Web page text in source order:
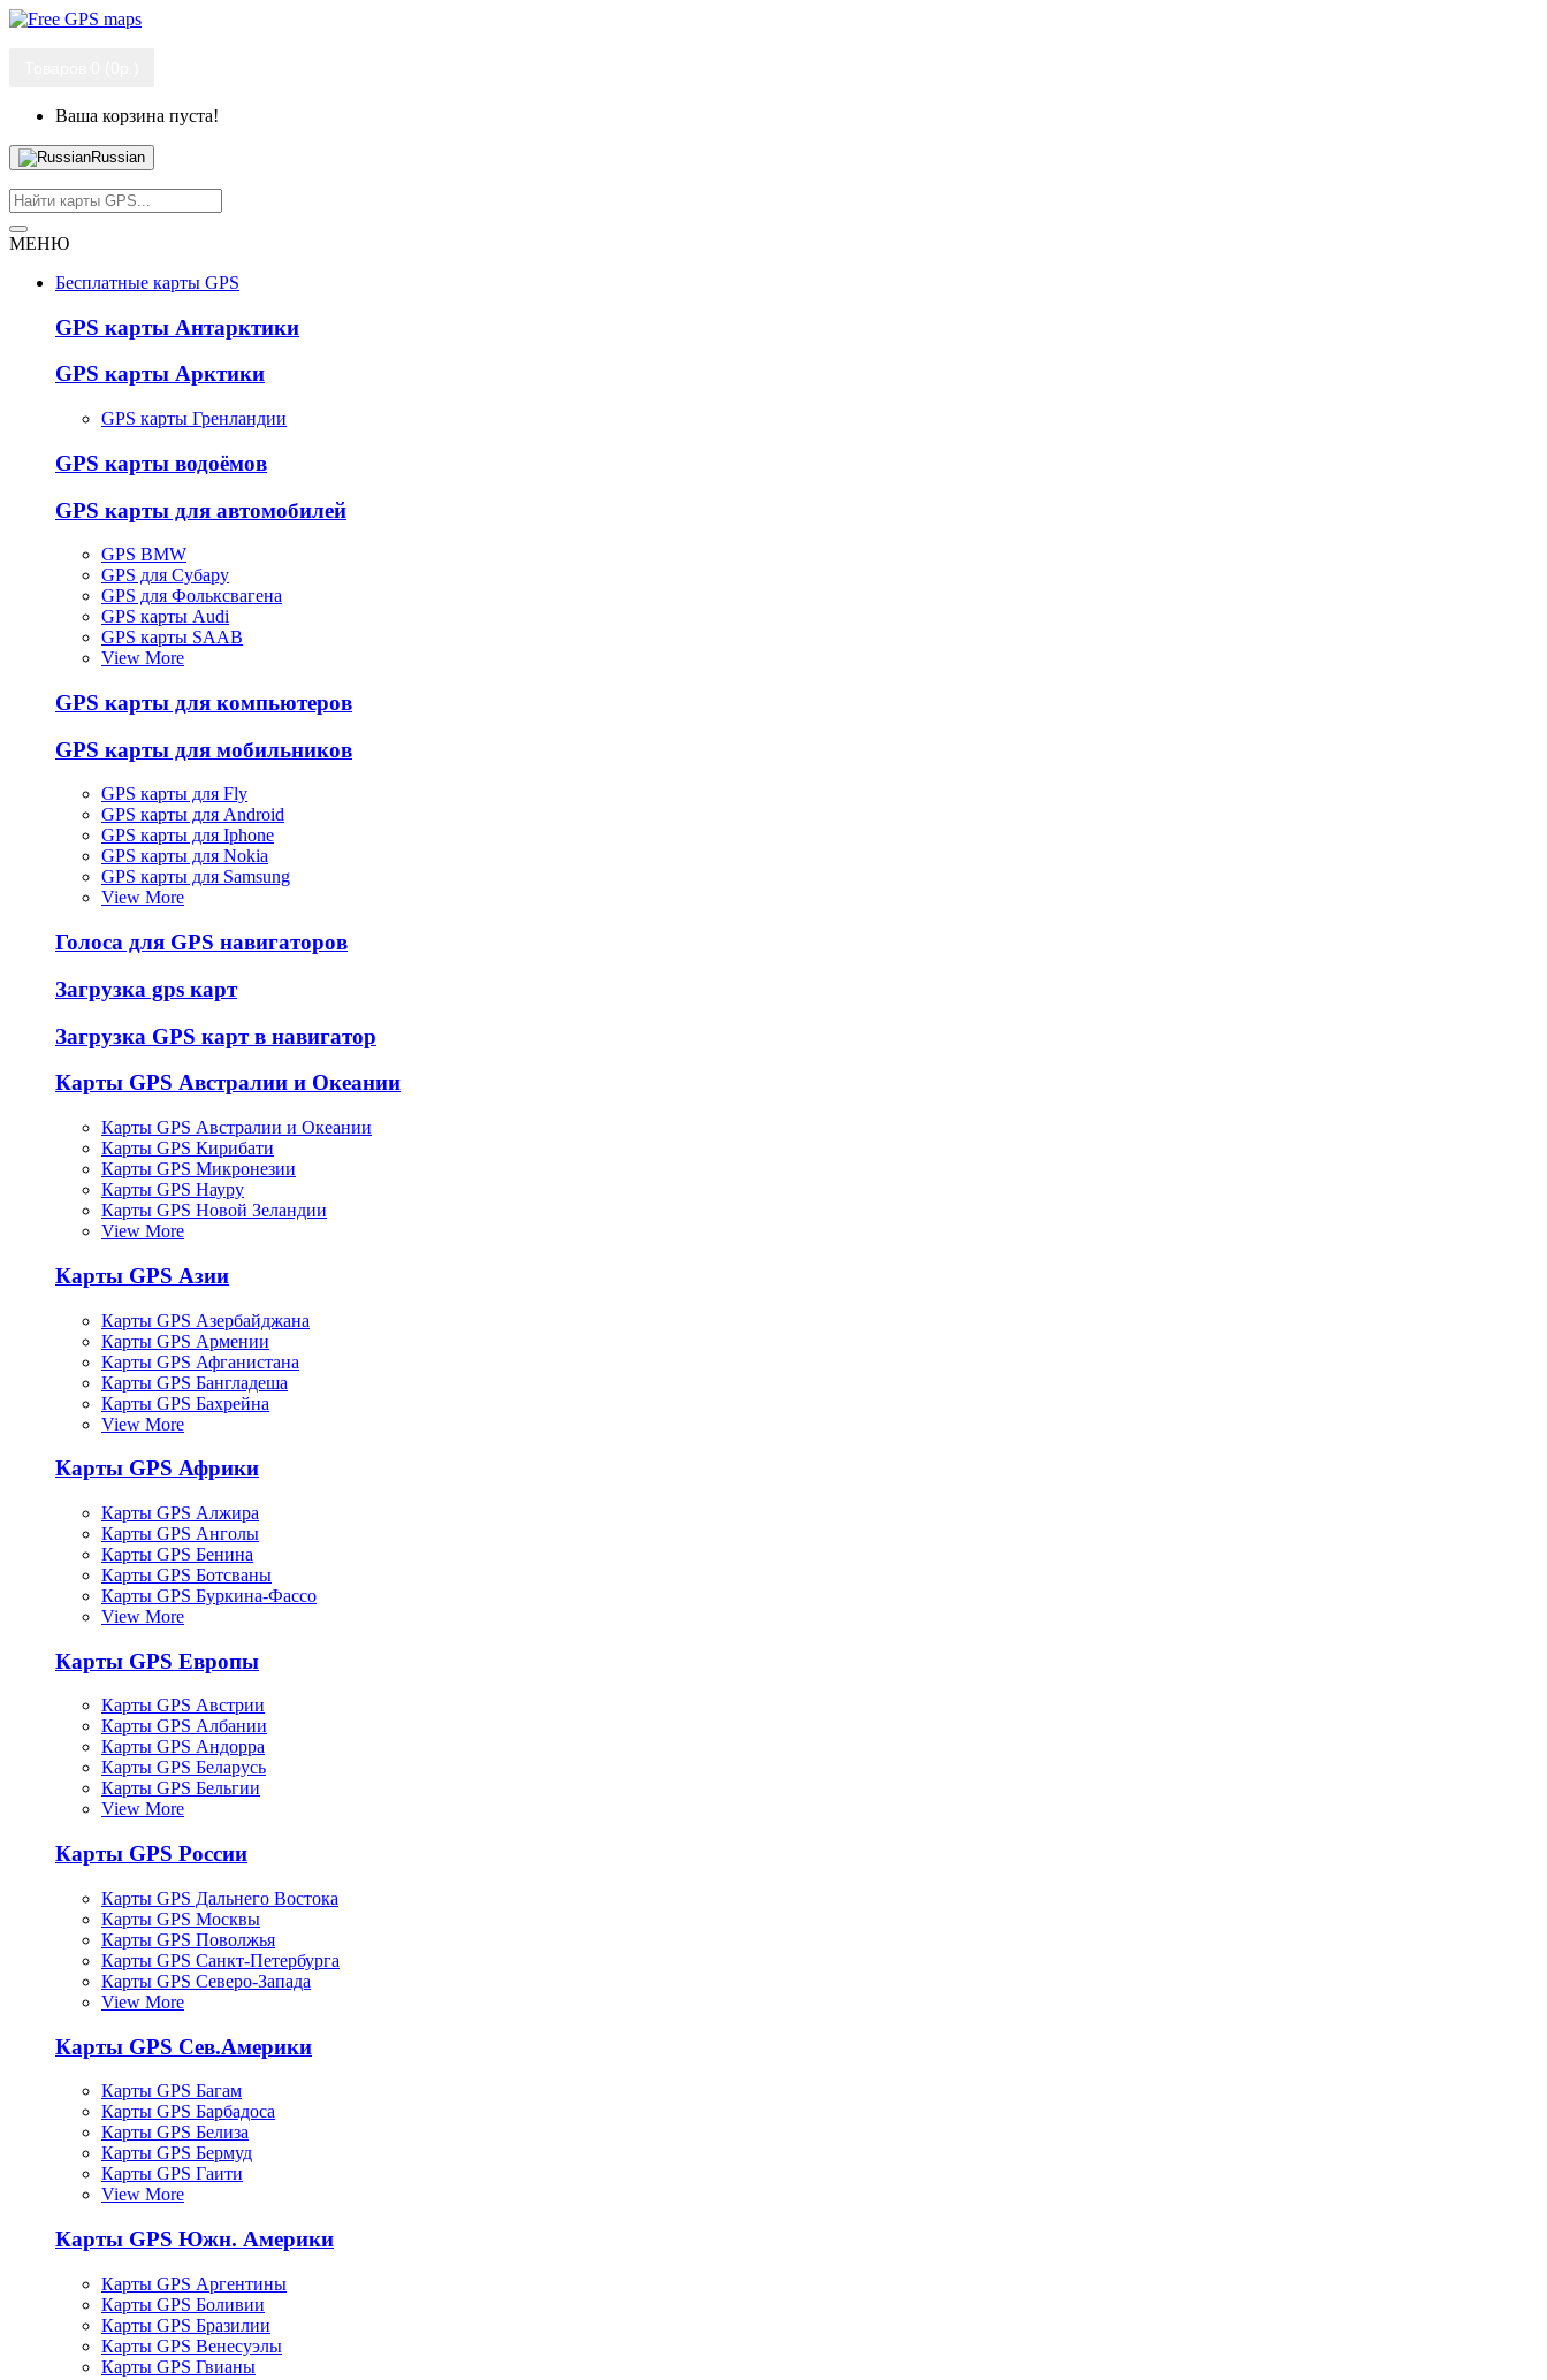
Ваша корзина пуста!
Russian
МЕНЮ
Бесплатные карты GPS
GPS карты Антарктики
GPS карты Арктики
GPS карты Гренландии
GPS карты водоёмов
GPS карты для автомобилей
GPS BMW
GPS для Субару
GPS для Фольксвагена
GPS карты Audi
GPS карты SAAB
View More
GPS карты для компьютеров
GPS карты для мобильников
GPS карты для Fly
GPS карты для Android
GPS карты для Iphone
GPS карты для Nokia
GPS карты для Samsung
View More
Голоса для GPS навигаторов
Загрузка gps карт
Загрузка GPS карт в навигатор
Карты GPS Австралии и Океании
Карты GPS Австралии и Океании
Карты GPS Кирибати
Карты GPS Микронезии
Карты GPS Науру
Карты GPS Новой Зеландии
View More
Карты GPS Азии
Карты GPS Азербайджана
Карты GPS Армении
Карты GPS Афганистана
Карты GPS Бангладеша
Карты GPS Бахрейна
View More
Карты GPS Африки
Карты GPS Алжира
Карты GPS Анголы
Карты GPS Бенина
Карты GPS Ботсваны
Карты GPS Буркина-Фассо
View More
Карты GPS Европы
Карты GPS Австрии
Карты GPS Албании
Карты GPS Андорра
Карты GPS Беларусь
Карты GPS Бельгии
View More
Карты GPS России
Карты GPS Дальнего Востока
Карты GPS Москвы
Карты GPS Поволжья
Карты GPS Санкт-Петербурга
Карты GPS Северо-Запада
View More
Карты GPS Сев.Америки
Карты GPS Багам
Карты GPS Барбадоса
Карты GPS Белиза
Карты GPS Бермуд
Карты GPS Гаити
View More
Карты GPS Южн. Америки
Карты GPS Аргентины
Карты GPS Боливии
Карты GPS Бразилии
Карты GPS Венесуэлы
Карты GPS Гвианы